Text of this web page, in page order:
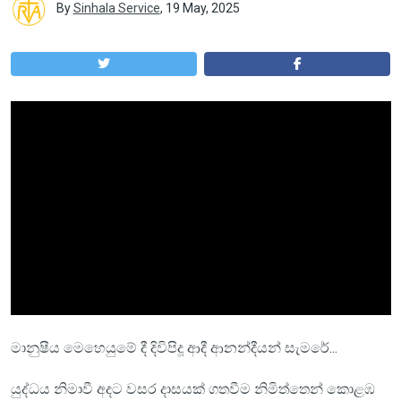
BySinhala Service, 19 May, 2025
මානුෂීය මෙහෙයුමේ දී දිවිපිදූ ආදී ආනන්දීයන් සැමරේ...
යුද්ධය නිමාවී අදට වසර දාසයක් ගතවීම නිමිත්තෙන් කොළඹ